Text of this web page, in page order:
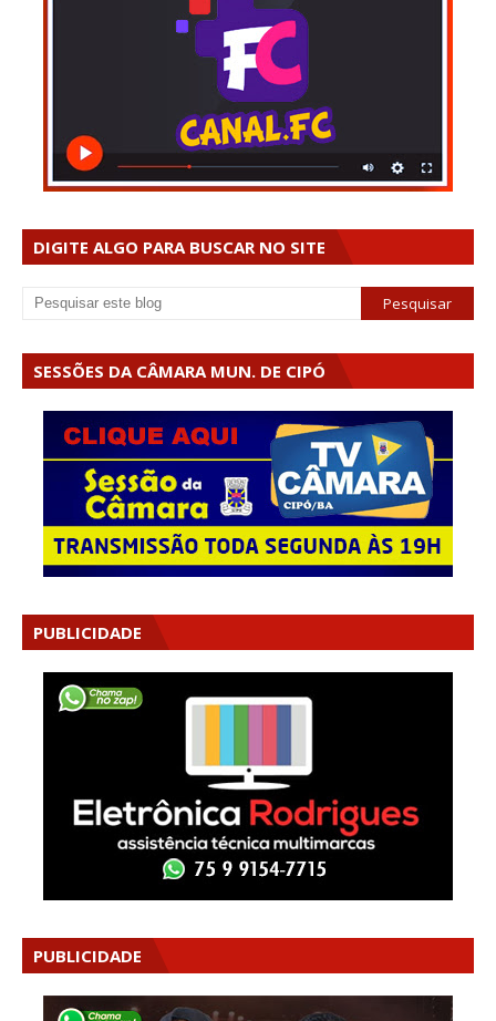
DIGITE ALGO PARA BUSCAR NO SITE
SESSÕES DA CÂMARA MUN. DE CIPÓ
PUBLICIDADE
PUBLICIDADE